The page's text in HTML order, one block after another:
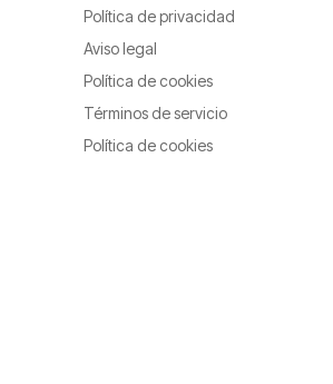
Política de privacidad
Aviso legal
Política de cookies
Términos de servicio
Política de cookies